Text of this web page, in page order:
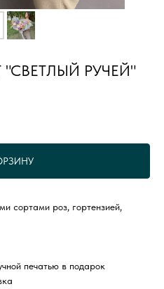
РУЧЕЙ"
сортами роз, гортензией,
печатью в подарок